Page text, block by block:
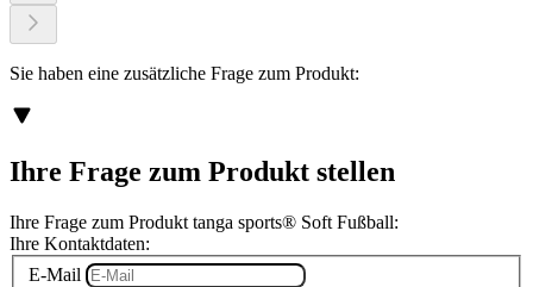
Sie haben eine zusätzliche Frage zum Produkt:
Ihre Frage zum Produkt stellen
Ihre Frage zum Produkt tanga sports® Soft Fußball:
Ihre Kontaktdaten:
E-Mail